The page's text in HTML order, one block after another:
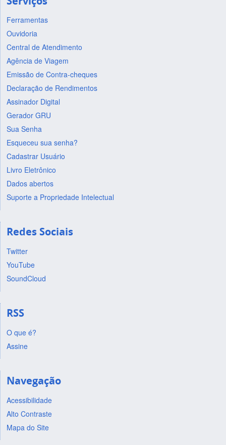
Ferramentas
Ouvidoria
Central de Atendimento
Agência de Viagem
Emissão de Contra-cheques
Declaração de Rendimentos
Assinador Digital
Gerador GRU
Sua Senha
Esqueceu sua senha?
Cadastrar Usuário
Livro Eletrônico
Dados abertos
Suporte a Propriedade Intelectual
Redes Sociais
Twitter
YouTube
SoundCloud
RSS
O que é?
Assine
Navegação
Acessibilidade
Alto Contraste
Mapa do Site